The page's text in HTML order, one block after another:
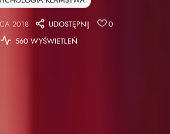
2018 UDOSTĘPNIJ
0
560 WYŚWIETLEŃ